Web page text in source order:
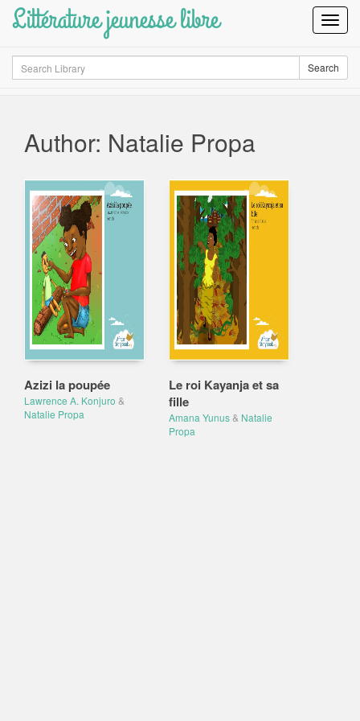
Littérature jeunesse libre
Search Search
Author: Natalie Propa
Azizi la poupée
Lawrence A. Konjuro &
Natalie Propa
Le roi Kayanja et sa
fille
Amana Yunus& Natalie
Propa